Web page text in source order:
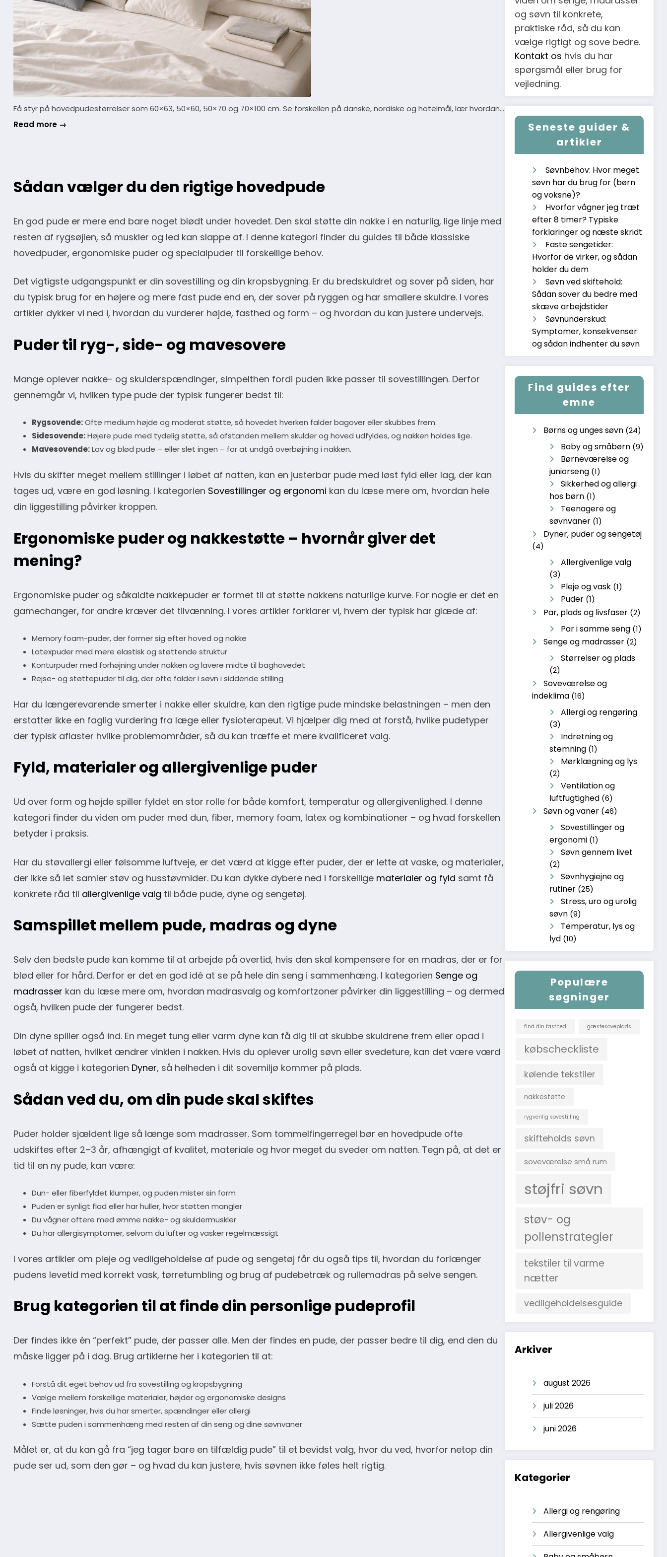
Få styr på hovedpudestørrelser som 60×63, 50×60, 50×70 og 70×100 cm. Se forskellen på danske, nordiske og hotelmål, lær hvordan…
Read more →
Sådan vælger du den rigtige hovedpude
En god pude er mere end bare noget blødt under hovedet. Den skal støtte din nakke i en naturlig, lige linje med
resten af rygsøjlen, så muskler og led kan slappe af. I denne kategori finder du guides til både klassiske
hovedpuder, ergonomiske puder og specialpuder til forskellige behov.
Det vigtigste udgangspunkt er din sovestilling og din kropsbygning. Er du bredskuldret og sover på siden, har
du typisk brug for en højere og mere fast pude end en, der sover på ryggen og har smallere skuldre. I vores
artikler dykker vi ned i, hvordan du vurderer højde, fasthed og form – og hvordan du kan justere undervejs.
Puder til ryg-, side- og mavesovere
Mange oplever nakke- og skulderspændinger, simpelthen fordi puden ikke passer til sovestillingen. Derfor
gennemgår vi, hvilken type pude der typisk fungerer bedst til:
Rygsovende:Ofte medium højde og moderat støtte, så hovedet hverken falder bagover eller skubbes frem.
Sidesovende:Højere pude med tydelig støtte, så afstanden mellem skulder og hoved udfyldes, og nakken holdes lige.
Mavesovende:Lav og blød pude – eller slet ingen – for at undgå overbøjning i nakken.
Hvis du skifter meget mellem stillinger i løbet af natten, kan en justerbar pude med løst fyld eller lag, der kan
tages ud, være en god løsning. I kategorien Sovestillinger og ergonomi kan du læse mere om, hvordan hele
din liggestilling påvirker kroppen.
Ergonomiske puder og nakkestøtte – hvornår giver det
mening?
Ergonomiske puder og såkaldte nakkepuder er formet til at støtte nakkens naturlige kurve. For nogle er det en
gamechanger, for andre kræver det tilvænning. I vores artikler forklarer vi, hvem der typisk har glæde af:
Memory foam-puder, der former sig efter hoved og nakke
Latexpuder med mere elastisk og støttende struktur
Konturpuder med forhøjning under nakken og lavere midte til baghovedet
Rejse- og støttepuder til dig, der ofte falder i søvn i siddende stilling
Har du længerevarende smerter i nakke eller skuldre, kan den rigtige pude mindske belastningen – men den
erstatter ikke en faglig vurdering fra læge eller fysioterapeut. Vi hjælper dig med at forstå, hvilke pudetyper
der typisk aflaster hvilke problemområder, så du kan træffe et mere kvalificeret valg.
Fyld, materialer og allergivenlige puder
Ud over form og højde spiller fyldet en stor rolle for både komfort, temperatur og allergivenlighed. I denne
kategori finder du viden om puder med dun, fiber, memory foam, latex og kombinationer – og hvad forskellen
betyder i praksis.
Har du støvallergi eller følsomme luftveje, er det værd at kigge efter puder, der er lette at vaske, og materialer,
der ikke så let samler støv og husstøvmider. Du kan dykke dybere ned i forskellige materialer og fyld samt få
konkrete råd til allergivenlige valg til både pude, dyne og sengetøj.
Samspillet mellem pude, madras og dyne
Selv den bedste pude kan komme til at arbejde på overtid, hvis den skal kompensere for en madras, der er for
blød eller for hård. Derfor er det en god idé at se på hele din seng i sammenhæng. I kategorien Senge og
madrasser kan du læse mere om, hvordan madrasvalg og komfortzoner påvirker din liggestilling – og dermed
også, hvilken pude der fungerer bedst.
Din dyne spiller også ind. En meget tung eller varm dyne kan få dig til at skubbe skuldrene frem eller opad i
løbet af natten, hvilket ændrer vinklen i nakken. Hvis du oplever urolig søvn eller svedeture, kan det være værd
også at kigge i kategorien Dyner, så helheden i dit sovemiljø kommer på plads.
Sådan ved du, om din pude skal skiftes
Puder holder sjældent lige så længe som madrasser. Som tommelfingerregel bør en hovedpude ofte
udskiftes efter 2–3 år, afhængigt af kvalitet, materiale og hvor meget du sveder om natten. Tegn på, at det er
tid til en ny pude, kan være:
Dun- eller fiberfyldet klumper, og puden mister sin form
Puden er synligt flad eller har huller, hvor støtten mangler
Du vågner oftere med ømme nakke- og skuldermuskler
Du har allergisymptomer, selvom du lufter og vasker regelmæssigt
I vores artikler om pleje og vedligeholdelse af pude og sengetøj får du også tips til, hvordan du forlænger
pudens levetid med korrekt vask, tørretumbling og brug af pudebetræk og rullemadras på selve sengen.
Brug kategorien til at finde din personlige pudeprofil
Der findes ikke én “perfekt” pude, der passer alle. Men der findes en pude, der passer bedre til dig, end den du
måske ligger på i dag. Brug artiklerne her i kategorien til at:
Forstå dit eget behov ud fra sovestilling og kropsbygning
Vælge mellem forskellige materialer, højder og ergonomiske designs
Finde løsninger, hvis du har smerter, spændinger eller allergi
Sætte puden i sammenhæng med resten af din seng og dine søvnvaner
Målet er, at du kan gå fra “jeg tager bare en tilfældig pude” til et bevidst valg, hvor du ved, hvorfor netop din
pude ser ud, som den gør – og hvad du kan justere, hvis søvnen ikke føles helt rigtig.
og søvn til konkrete,
praktiske råd, så du kan
vælge rigtigt og sove bedre.
Kontakt os hvis du har
spørgsmål eller brug for
vejledning.
Seneste guider &
artikler
Søvnbehov: Hvor meget
søvn har du brug for (børn
og voksne)?
Hvorfor vågner jeg træt
efter 8 timer? Typiske
forklaringer og næste skridt
Faste sengetider:
Hvorfor de virker, og sådan
holder du dem
Søvn ved skiftehold:
Sådan sover du bedre med
skæve arbejdstider
Søvnunderskud:
Symptomer, konsekvenser
og sådan indhenter du søvn
Find guides efter
emne
Børns og unges søvn (24)
Baby og småbørn (9)
Børneværelse og
juniorseng (1)
Sikkerhed og allergi
hos børn (1)
Teenagere og
søvnvaner (1)
Dyner, puder og sengetøj
(4)
Allergivenlige valg
(3)
Pleje og vask (1)
Puder (1)
Par, plads og livsfaser (2)
Par i samme seng (1)
Senge og madrasser (2)
Størrelser og plads
(2)
Soveværelse og
indeklima (16)
Allergi og rengøring
(3)
Indretning og
stemning (1)
Mørklægning og lys
(2)
Ventilation og
luftfugtighed (6)
Søvn og vaner (46)
Sovestillinger og
ergonomi (1)
Søvn gennem livet
(2)
Søvnhygiejne og
rutiner (25)
Stress, uro og urolig
søvn (9)
Temperatur, lys og
lyd (10)
Populære
søgninger
find din fasthed gæstesoveplads
købscheckliste
kølende tekstiler
nakkestøtte
rygvenlig sovestilling
skifteholds søvn
soveværelse små rum
støjfri søvn
støv- og
pollenstrategier
tekstiler til varme
nætter
vedligeholdelsesguide
Arkiver
august 2026
juli 2026
juni 2026
Kategorier
Allergi og rengøring
Allergivenlige valg